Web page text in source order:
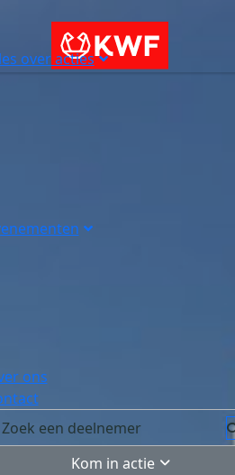
over acties
ons
Kom in actie